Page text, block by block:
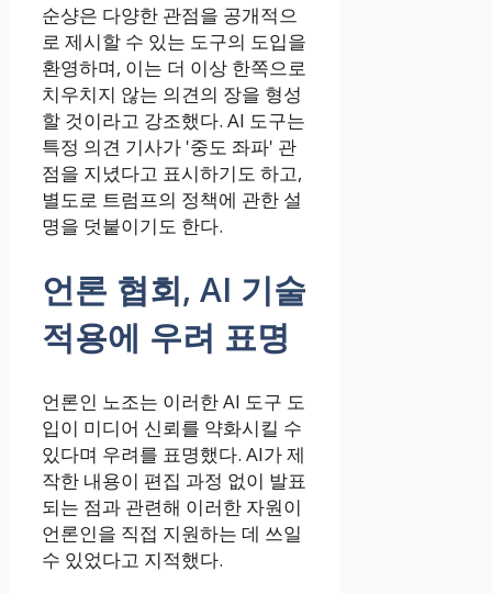
순샹은 다양한 관점을 공개적으
로 제시할 수 있는 도구의 도입을
환영하며, 이는 더 이상 한쪽으로
치우치지 않는 의견의 장을 형성
할 것이라고 강조했다. AI 도구는
특정 의견 기사가 '중도 좌파' 관
점을 지녔다고 표시하기도 하고,
별도로 트럼프의 정책에 관한 설
명을 덧붙이기도 한다.
언론 협회, AI 기술
적용에 우려 표명
언론인 노조는 이러한 AI 도구 도
입이 미디어 신뢰를 약화시킬 수
있다며 우려를 표명했다. AI가 제
작한 내용이 편집 과정 없이 발표
되는 점과 관련해 이러한 자원이
언론인을 직접 지원하는 데 쓰일
수 있었다고 지적했다.